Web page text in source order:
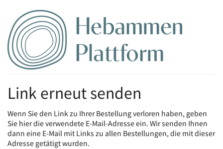
Haupt-
Inhalt
springen
Link erneut senden
Wenn Sie den Link zu Ihrer Bestellung verloren haben, geben
Sie hier die verwendete E-Mail-Adresse ein. Wir senden Ihnen
dann eine E-Mail mit Links zu allen Bestellungen, die mit dieser
Adresse getätigt wurden.